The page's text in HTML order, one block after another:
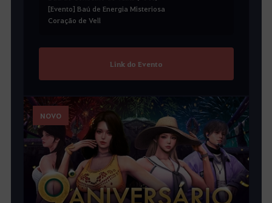
[Evento] Baú de Energia Misteriosa
Coração de Vell
Link do Evento
NOVO